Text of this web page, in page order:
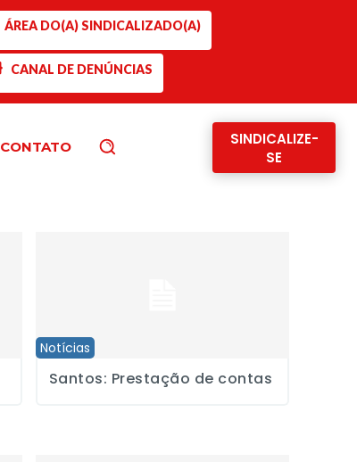
ÁREA DO(A) SINDICALIZADO(A)
CANAL DE DENÚNCIAS
CONTATO
SINDICALIZE-
SE
Notícias
Santos: Prestação de contas